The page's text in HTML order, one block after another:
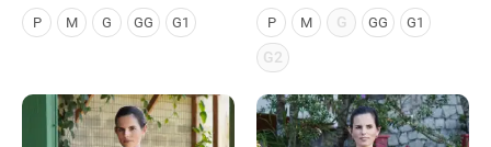
P M G GG G1 P M G GG G1
G2